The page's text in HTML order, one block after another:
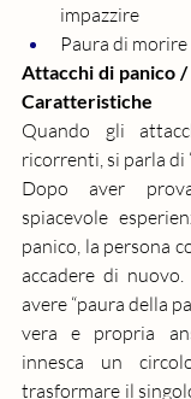
impazzire
Paura di morire
Attacchi di panico
Caratteristiche
Quando gli
ricorrenti, si parla di
Dopo aver
spiacevole
panico, la persona
accadere di
avere “paura della
vera e propria
innesca un
trasformare il